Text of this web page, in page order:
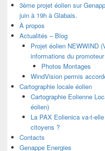
3ème projet éolien sur
juin à 19h à Glabais.
À propos
Actualités – Blog
Projet éolien NEWWIND
informations du promoteur
Photos Montages
WindVision permis
Cartographie locale éolien
Cartographie Eolienne
éolien)
La PAX Eolienica va-t-
citoyens ?
Contacts
Genappe Energies